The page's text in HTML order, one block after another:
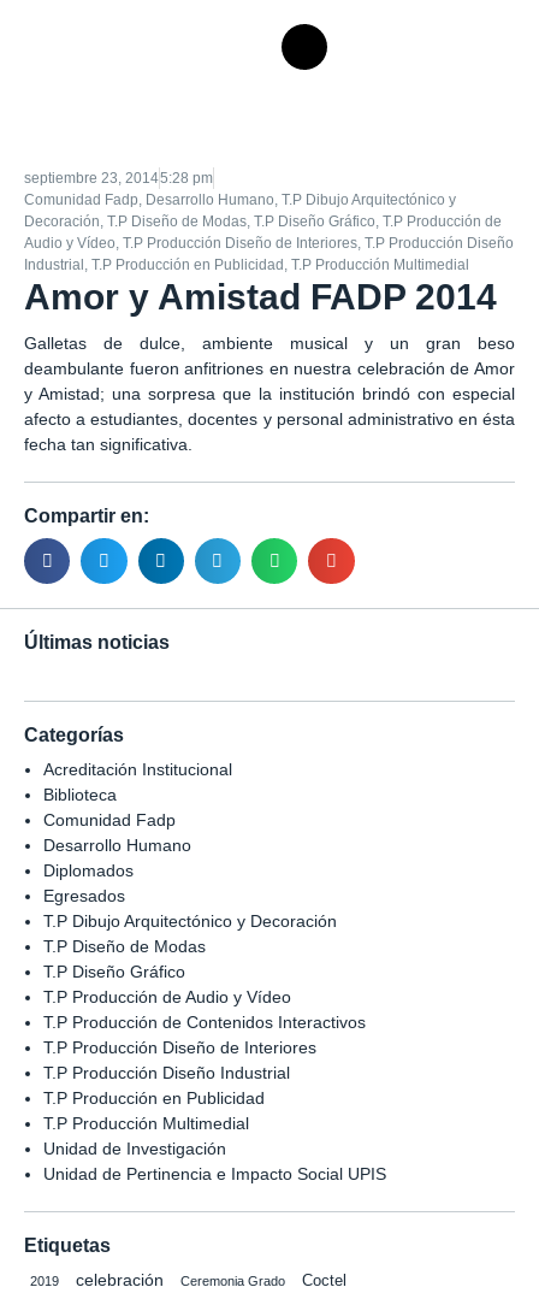
septiembre 23, 20145:28 pm
Comunidad Fadp, Desarrollo Humano, T.P Dibujo Arquitectónico y
Decoración, T.P Diseño de Modas, T.P Diseño Gráfico, T.P Producción de
Audio y Vídeo, T.P Producción Diseño de Interiores, T.P Producción Diseño
Industrial , T.P Producción en Publicidad , T.P Producción Multimedial
Amor y Amistad FADP 2014
Galletas de dulce, ambiente musical y un gran beso
deambulante fueron anfitriones en nuestra celebración de Amor
y Amistad; una sorpresa que la institución brindó con especial
afecto a estudiantes, docentes y personal administrativo en ésta
fecha tan significativa.
Compartir en:
Últimas noticias
Categorías
Acreditación Institucional
Biblioteca
Comunidad Fadp
Desarrollo Humano
Diplomados
Egresados
T.P Dibujo Arquitectónico y Decoración
T.P Diseño de Modas
T.P Diseño Gráfico
T.P Producción de Audio y Vídeo
T.P Producción de Contenidos Interactivos
T.P Producción Diseño de Interiores
T.P Producción Diseño Industrial
T.P Producción en Publicidad
T.P Producción Multimedial
Unidad de Investigación
Unidad de Pertinencia e Impacto Social UPIS
Etiquetas
2019 celebración Ceremonia Grado Coctel